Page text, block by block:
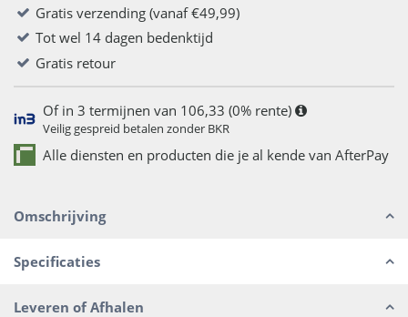
Gratis verzending (vanaf €49,99)
Tot wel 14 dagen bedenktijd
Gratis retour
Of in 3 termijnen van 106,33 (0% rente)
Veilig gespreid betalen zonder BKR
Alle diensten en producten die je al kende van AfterPay
Omschrijving
Specificaties
Leveren of Afhalen